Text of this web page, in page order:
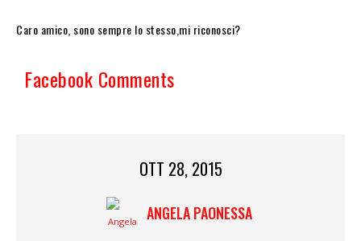
Caro amico, sono sempre lo stesso,mi riconosci?
Facebook Comments
OTT 28, 2015
ANGELA PAONESSA